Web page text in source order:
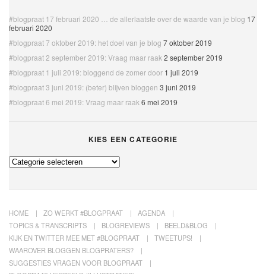
#blogpraat 17 februari 2020 … de allerlaatste over de waarde van je blog 17
februari 2020
#blogpraat 7 oktober 2019: het doel van je blog 7 oktober 2019
#blogpraat 2 september 2019: Vraag maar raak 2 september 2019
#blogpraat 1 juli 2019: bloggend de zomer door 1 juli 2019
#blogpraat 3 juni 2019: (beter) blijven bloggen 3 juni 2019
#blogpraat 6 mei 2019: Vraag maar raak 6 mei 2019
KIES EEN CATEGORIE
Kies
een
HOME ZO WERKT #BLOGPRAAT
AGENDA
TOPICS & TRANSCRIPTS
BLOGREVIEWS
BEELD&BLOG
KIJK EN TWITTER MEE MET #BLOGPRAAT
TWEETUPS!
WAAROVER BLOGGEN BLOGPRATERS?
SUGGESTIES VRAGEN VOOR BLOGPRAAT